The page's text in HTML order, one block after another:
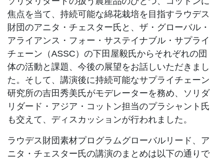
焦点を当て、持続可能な綿花栽培を目指すラウデス
財団のアニタ・チェスター氏と、ザ・グローバル・
アライアンス・フォー・サステイナブル・サプライ
チェーン（ASSC）の下田屋毅氏からそれぞれの団
体の活動と課題、今後の展望をお話しいただきまし
た。そして、講演後に持続可能なサプライチェーン
研究所の吉田秀美氏がモデレーターを務め、ソリダ
リダード・アジア・コットン担当のプラシャント氏
も交えて、ディスカッションが行われました。
ラウデス財団素材プログラムグローバルリード、ア
ニタ・チェスター氏の講演のまとめは以下の通りで